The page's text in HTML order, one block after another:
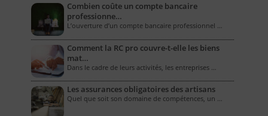
Combien coûte un compte bancaire
professionne…
L’ouverture d’un compte bancaire professionnel …
Comment la RC pro couvre-t-elle les biens
mat…
Dans le cadre de leurs activités, les entreprises …
Les assurances obligatoires des artisans
Quel que soit son domaine de compétences, un …